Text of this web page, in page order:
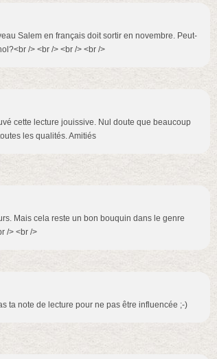
Salem en français doit sortir en novembre. Peut-
/> <br /> <br /> <br />
cette lecture jouissive. Nul doute que beaucoup
les qualités. Amitiés
Mais cela reste un bon bouquin dans le genre
/> <br />
ta note de lecture pour ne pas être influencée ;-)